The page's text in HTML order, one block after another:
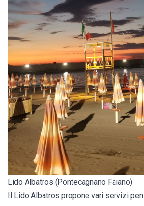
Lido Albatros (Pontecagnano Faiano)
Il Lido Albatros propone vari servizi